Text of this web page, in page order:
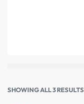
SHOWING ALL 3 RESULTS